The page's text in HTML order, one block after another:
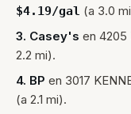
$4.19/gal (a 3.0
3. Casey's en 4205
2.2 mi).
4. BP en 3017
(a 2.1 mi).